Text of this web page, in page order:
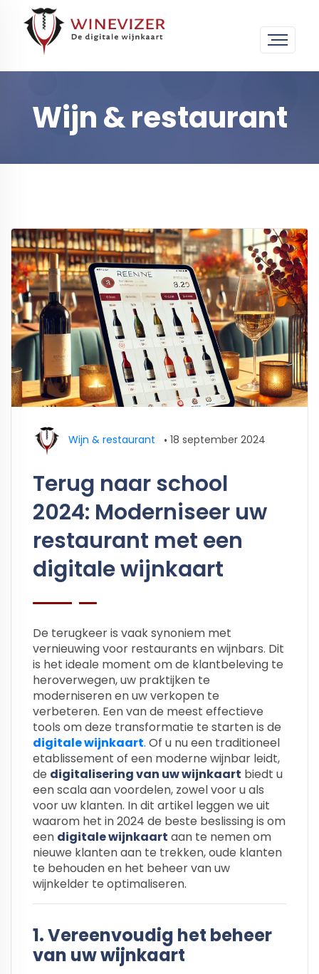
Wijn & restaurant
Wijn & restaurant • 18 september 2024
Terug naar school
2024: Moderniseer uw
restaurant met een
digitale wijnkaart
De terugkeer is vaak synoniem met
vernieuwing voor restaurants en wijnbars. Dit
is het ideale moment om de klantbeleving te
heroverwegen, uw praktijken te
moderniseren en uw verkopen te
verbeteren. Een van de meest effectieve
tools om deze transformatie te starten is de
digitale wijnkaart. Of u nu een traditioneel
etablissement of een moderne wijnbar leidt,
de digitalisering van uw wijnkaart biedt u
een scala aan voordelen, zowel voor u als
voor uw klanten. In dit artikel leggen we uit
waarom het in 2024 de beste beslissing is om
een digitale wijnkaart aan te nemen om
nieuwe klanten aan te trekken, oude klanten
te behouden en het beheer van uw
wijnkelder te optimaliseren.
1. Vereenvoudig het beheer
van uw wijnkaart